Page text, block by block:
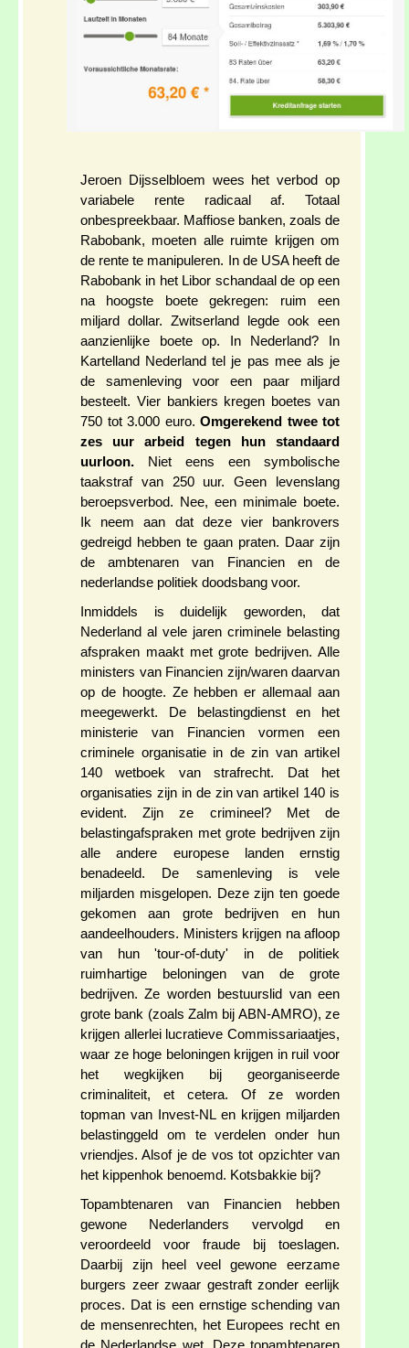
Jeroen Dijsselbloem wees het verbod op
variabele rente radicaal af. Totaal
onbespreekbaar. Maffiose banken, zoals de
Rabobank, moeten alle ruimte krijgen om
de rente te manipuleren. In de USA heeft de
Rabobank in het Libor schandaal de op een
na hoogste boete gekregen: ruim een
miljard dollar. Zwitserland legde ook een
aanzienlijke boete op. In Nederland? In
Kartelland Nederland tel je pas mee als je
de samenleving voor een paar miljard
besteelt. Vier bankiers kregen boetes van
750 tot 3.000 euro. Omgerekend twee tot
zes uur arbeid tegen hun standaard
uurloon. Niet eens een symbolische
taakstraf van 250 uur. Geen levenslang
beroepsverbod. Nee, een minimale boete.
Ik neem aan dat deze vier bankrovers
gedreigd hebben te gaan praten. Daar zijn
de ambtenaren van Financien en de
nederlandse politiek doodsbang voor.
Inmiddels is duidelijk geworden, dat
Nederland al vele jaren criminele belasting
afspraken maakt met grote bedrijven. Alle
ministers van Financien zijn/waren daarvan
op de hoogte. Ze hebben er allemaal aan
meegewerkt. De belastingdienst en het
ministerie van Financien vormen een
criminele organisatie in de zin van artikel
140 wetboek van strafrecht. Dat het
organisaties zijn in de zin van artikel 140 is
evident. Zijn ze crimineel? Met de
belastingafspraken met grote bedrijven zijn
alle andere europese landen ernstig
benadeeld. De samenleving is vele
miljarden misgelopen. Deze zijn ten goede
gekomen aan grote bedrijven en hun
aandeelhouders. Ministers krijgen na afloop
van hun 'tour-of-duty' in de politiek
ruimhartige beloningen van de grote
bedrijven. Ze worden bestuurslid van een
grote bank (zoals Zalm bij ABN-AMRO), ze
krijgen allerlei lucratieve Commissariaatjes,
waar ze hoge beloningen krijgen in ruil voor
het wegkijken bij georganiseerde
criminaliteit, et cetera. Of ze worden
topman van Invest-NL en krijgen miljarden
belastinggeld om te verdelen onder hun
vriendjes. Alsof je de vos tot opzichter van
het kippenhok benoemd. Kotsbakkie bij?
Topambtenaren van Financien hebben
gewone Nederlanders vervolgd en
veroordeeld voor fraude bij toeslagen.
Daarbij zijn heel veel gewone eerzame
burgers zeer zwaar gestraft zonder eerlijk
proces. Dat is een ernstige schending van
de mensenrechten, het Europees recht en